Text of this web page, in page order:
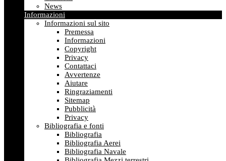
News
Informazioni
Informazioni sul sito
Premessa
Informazioni
Copyright
Privacy
Contattaci
Avvertenze
Aiutare
Ringraziamenti
Sitemap
Pubblicità
Privacy
Bibliografia e fonti
Bibliografia
Bibliografia Aerei
Bibliografia Navale